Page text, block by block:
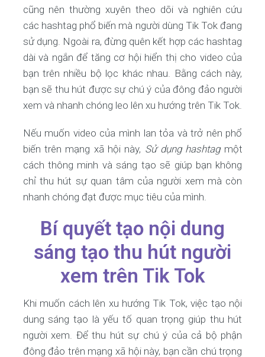
cũng nên thường xuyên theo dõi và nghiên cứu
các hashtag phổ biến mà người dùng Tik Tok đang
sử dụng. Ngoài ra, đừng quên kết hợp các hashtag
dài và ngắn để tăng cơ hội hiển thị cho video của
bạn trên nhiều bộ lọc khác nhau. Bằng cách này,
bạn sẽ thu hút được sự chú ý của đông đảo người
xem và nhanh chóng leo lên xu hướng trên Tik Tok.
Nếu muốn video của mình lan tỏa và trở nên phổ
biến trên mạng xã hội này, Sử dụng hashtagmột
cách thông minh và sáng tạo sẽ giúp bạn không
chỉ thu hút sự quan tâm của người xem mà còn
nhanh chóng đạt được mục tiêu của mình.
Bí quyết tạo nội dung
sáng tạo thu hút người
xem trên Tik Tok
Khi muốn cách lên xu hướng Tik Tok, việc tạo nội
dung sáng tạo là yếu tố quan trọng giúp thu hút
người xem. Để thu hút sự chú ý của cả bộ phận
đông đảo trên mạng xã hội này, bạn cần chú trọng